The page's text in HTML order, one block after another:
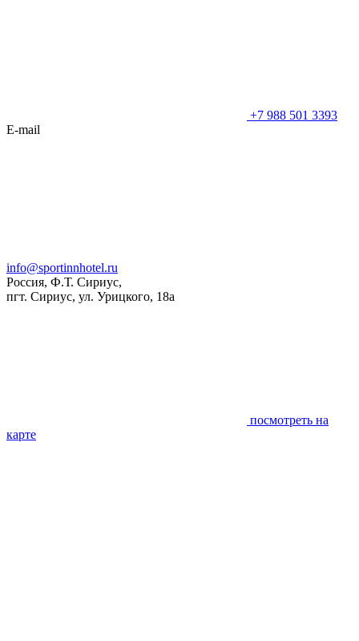
+7 988 501 3393
E-mail
info@sportinnhotel.ru
Россия, Ф.Т. Сириус,
пгт. Сириус, ул. Урицкого, 18а
посмотреть на
карте